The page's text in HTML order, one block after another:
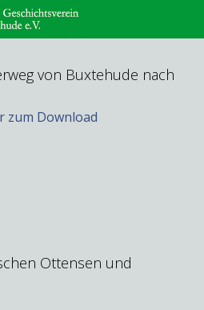
von Buxtehude nach
zum Download
Ottensen und